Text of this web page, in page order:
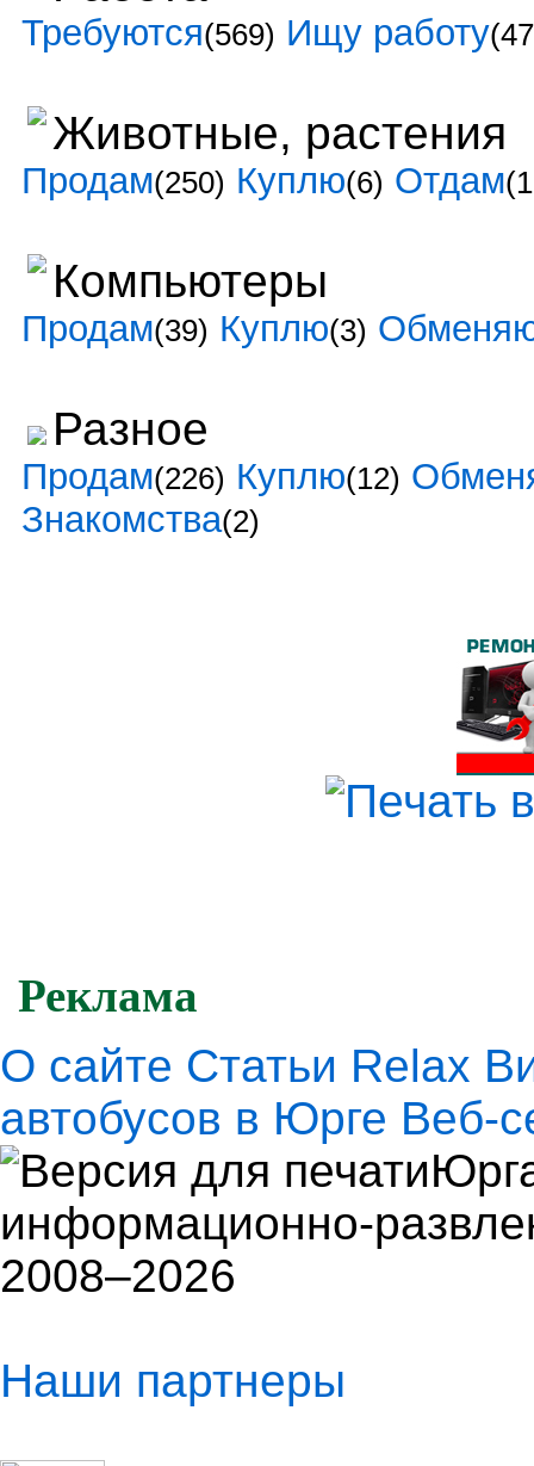
Требуются(569) Ищу работу
Животные, растения
Продам(250) Куплю(6) Отдам
Компьютеры
Продам(39) Куплю(3)
Разное
Продам(226) Куплю(12)
Знакомства(2)
Реклама
О сайте Статьи Relax
автобусов в Юрге Веб-
информационно-
2008–2026
Наши партнеры